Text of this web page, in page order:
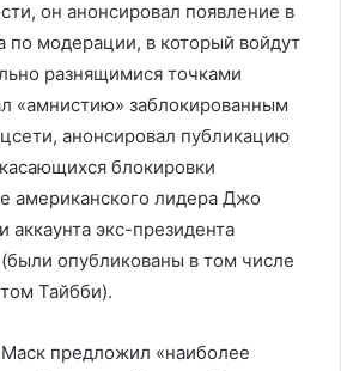
он анонсировал появление в
по модерации, в который войдут
разнящимися точками
«амнистию» заблокированным
анонсировал публикацию
блокировки
американского лидера Джо
аккаунта экс-президента
опубликованы в том числе
Тайбби).
предложил «наиболее